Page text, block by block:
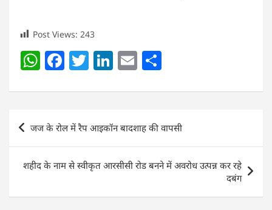
Post Views: 243
W
at
s
A
p
p
F
c
e
b
o
o
k
T
itt
er
Li
k
e
dI
n
E
ai
l
ar
e
Post
navigation
जज के रोल में रैप आइकॉन बादशाह की वापसी
शहीद के नाम से स्वीकृत आरसीसी रोड बनने में अवरोध उत्पन्न कर रहे
दबंग